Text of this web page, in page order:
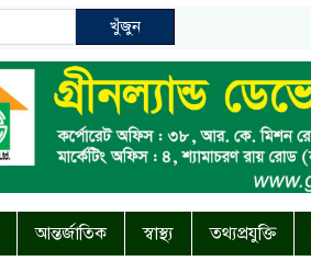
খুঁজুন
আন্তর্জাতিক স্বাস্থ্য তথ্যপ্রযুক্তি